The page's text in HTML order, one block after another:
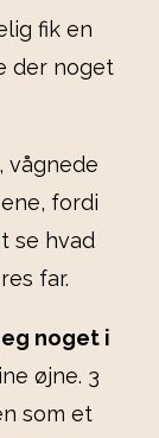
fik en
der noget
vågnede
fordi
se hvad
far.
noget i
øjne. 3
som et